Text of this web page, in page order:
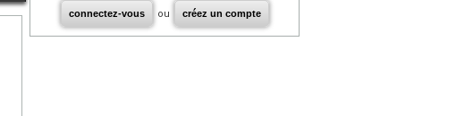
connectez-vous ou créez un compte